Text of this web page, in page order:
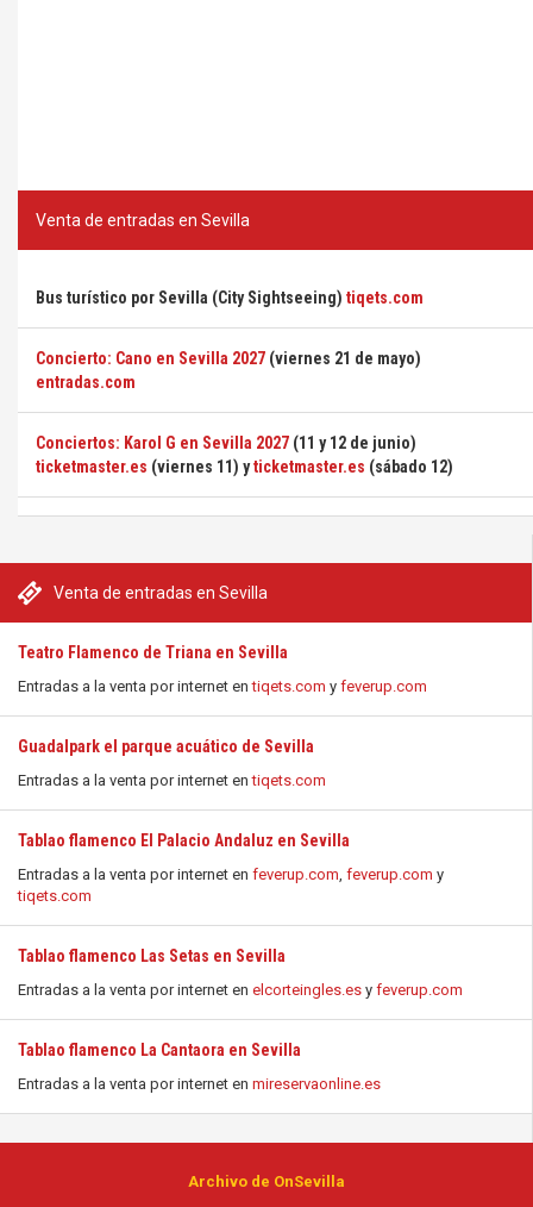
Venta de entradas en Sevilla
Teatro Flamenco de Triana en Sevilla
Entradas a la venta por internet entiqets.com y feverup.com
Guadalpark el parque acuático de Sevilla
Entradas a la venta por internet entiqets.com
Tablao flamenco El Palacio Andaluz en Sevilla
Entradas a la venta por internet en feverup.com, feverup.com y
tiqets.com
Tablao flamenco Las Setas en Sevilla
Entradas a la venta por internet en elcorteingles.es y feverup.com
Tablao flamenco La Cantaora en Sevilla
Entradas a la venta por internet en mireservaonline.es
Venta de entradas en Sevilla
Bus turístico por Sevilla (City Sightseeing) tiqets.com
Concierto: Cano en Sevilla 2027 (viernes 21 de mayo)
entradas.com
Conciertos: Karol G en Sevilla 2027 (11 y 12 de junio)
ticketmaster.es (viernes 11) yticketmaster.es (sábado 12)
Archivo de OnSevilla